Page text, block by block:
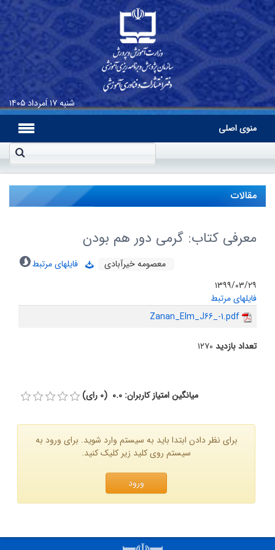
شنبه۱۷ اَمرداد ۱۴۰۵
منوی اصلی
مقالات
معرفی کتاب: گرمی دور هم بودن
معصومه خیرآبادی
فایلهای مرتبط
۱۳۹۹/۰۳/۲۹
فایلهای مرتبط
Zanan_Elm_J66_-1.pdf
تعداد بازدید ۱۲۷۰
میانگین امتیاز کاربران: 0.0 (0 رای)
برای نظر دادن ابتدا باید به سیستم وارد شوید. برای ورود به
سیستم روی کلید زیر کلیک کنید.
ورود